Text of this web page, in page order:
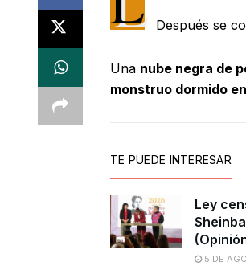
Después se
Una nube negra de
monstruo dormido
TE PUEDE INTERESAR
Ley
5 DE